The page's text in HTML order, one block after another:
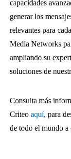
capacidades
generar los
relevantes para
Media Networks
ampliando su
soluciones de
Consulta más
Criteo aquí, para
de todo el mundo a